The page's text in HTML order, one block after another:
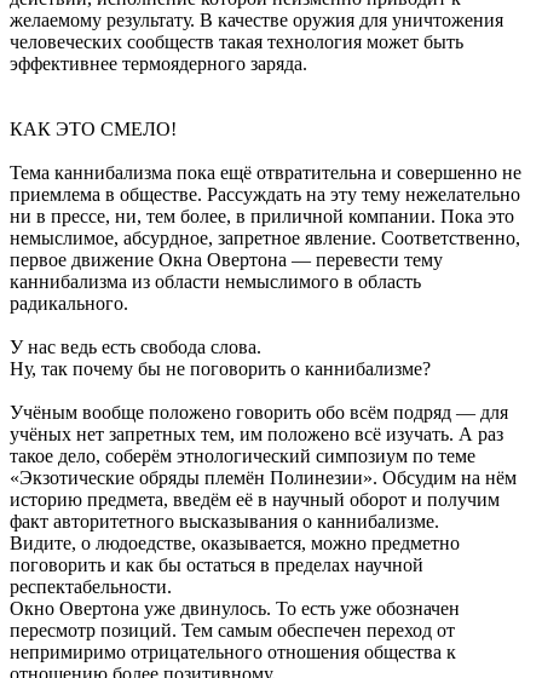
желаемому результату. В качестве оружия для уничтожения
человеческих сообществ такая технология может быть
эффективнее термоядерного заряда.
КАК ЭТО СМЕЛО!
Тема каннибализма пока ещё отвратительна и совершенно не
приемлема в обществе. Рассуждать на эту тему нежелательно
ни в прессе, ни, тем более, в приличной компании. Пока это
немыслимое, абсурдное, запретное явление. Соответственно,
первое движение Окна Овертона — перевести тему
каннибализма из области немыслимого в область
радикального.
У нас ведь есть свобода слова.
Ну, так почему бы не поговорить о каннибализме?
Учёным вообще положено говорить обо всём подряд — для
учёных нет запретных тем, им положено всё изучать. А раз
такое дело, соберём этнологический симпозиум по теме
«Экзотические обряды племён Полинезии». Обсудим на нём
историю предмета, введём её в научный оборот и получим
факт авторитетного высказывания о каннибализме.
Видите, о людоедстве, оказывается, можно предметно
поговорить и как бы остаться в пределах научной
респектабельности.
Окно Овертона уже двинулось. То есть уже обозначен
пересмотр позиций. Тем самым обеспечен переход от
непримиримо отрицательного отношения общества к
отношению более позитивному.